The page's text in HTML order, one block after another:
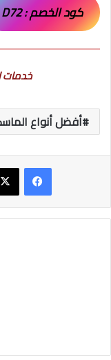
كود الخصم : D72
خدمات
أفضل أنواع